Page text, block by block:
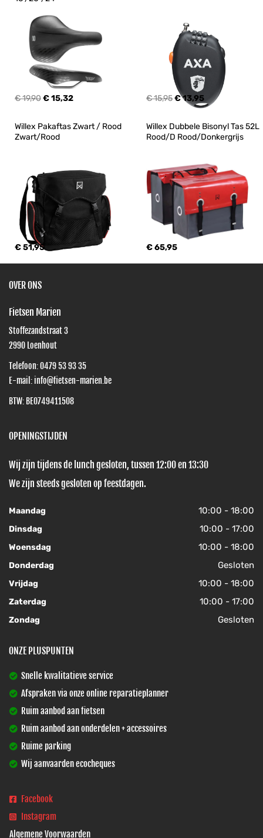
€ 19,90€ 15,32 € 15,95€ 13,95
Willex Pakaftas Zwart / Rood
Zwart/Rood
€ 51,95
Willex Dubbele Bisonyl Tas 52L
Rood/D Rood/Donkergrijs
€ 65,95
OVER ONS
Fietsen Marien
Stoffezandstraat 3
2990 Loenhout
Telefoon:0479 53 93 35
E-mail: info@fietsen-marien.be
BTW: BE0749411508
OPENINGSTIJDEN
Wij zijn tijdens de lunch gesloten, tussen 12:00 en 13:30
We zijn steeds gesloten op feestdagen.
Maandag 10:00 - 18:00
Dinsdag 10:00 - 17:00
Woensdag 10:00 - 18:00
Donderdag Gesloten
Vrijdag 10:00 - 18:00
Zaterdag 10:00 - 17:00
Zondag Gesloten
ONZE PLUSPUNTEN
Snelle kwalitatieve service
Afspraken via onze online reparatieplanner
Ruim aanbod aan fietsen
Ruim aanbod aan onderdelen + accessoires
Ruime parking
Wij aanvaarden ecocheques
Facebook
Instagram
Algemene Voorwaarden